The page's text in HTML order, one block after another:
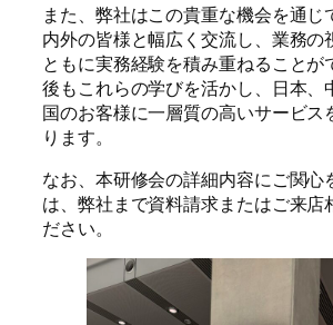
また、弊社はこの貴重な機会を通じ
内外の皆様と幅広く交流し、業務の
ともに実務経験を積み重ねることが
後もこれらの学びを活かし、日本、
国のお客様に一層質の高いサービス
ります。
なお、本研修会の詳細内容にご関心
は、弊社まで資料請求またはご来店
ださい。